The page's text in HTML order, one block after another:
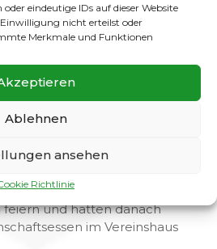
eindeutige IDs auf dieser Website
nicht erteilst oder
Merkmale und Funktionen
Ablehnen
ansehen
Richtlinie
das, was keiner hören
Taktikbesprechung
Kabinentür und der
trat herein, um uns
das Spiel aufgeben
nach Hause fahren. Die
fiel natürlich nach
nicht ändern, das Spiel
Eltern für unsere
und hatten danach
im Vereinshaus